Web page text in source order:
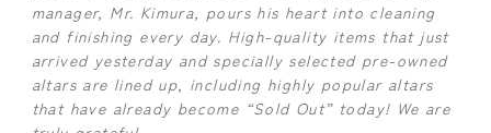
manager, Mr. Kimura, pours his heart into cleaning
and finishing every day. High-quality items that just
arrived yesterday and specially selected pre-owned
altars are lined up, including highly popular altars
that have already become “Sold Out” today! We are